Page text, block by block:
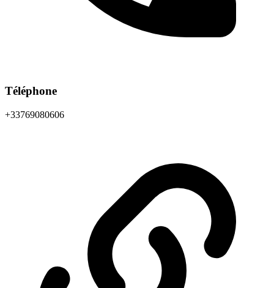
Téléphone
+33769080606